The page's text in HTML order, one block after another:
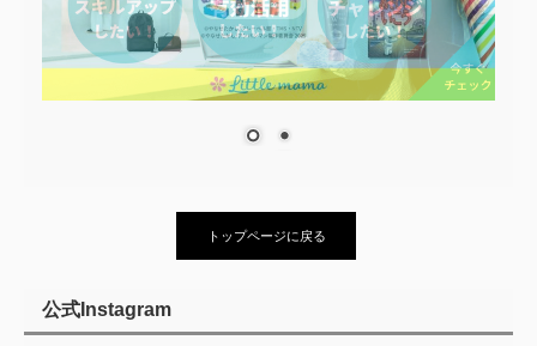
トップページに戻る
公式Instagram